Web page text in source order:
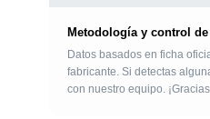
Metodología y control
Datos basados en ficha
fabricante. Si detectas
con nuestro equipo.